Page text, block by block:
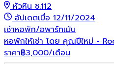
หัวหิน ซ.112
อัปเดตเมื่อ 12/11/2024
เช่าหอพัก/อพาร์ทเม้น
หอพักให้เช่า โดย คุณปีใหม่ -
ราคา฿3,000/เดือน